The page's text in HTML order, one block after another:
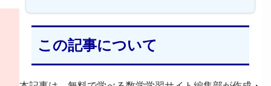
この記事について